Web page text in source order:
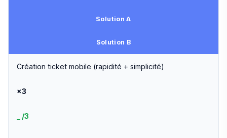
Solution A
Solution B
Création ticket mobile (rapidité + simplicité)
×3
_ /3